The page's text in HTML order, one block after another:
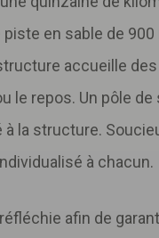
en sable de
accueille
le repos. Un pôle
la structure.
à chacun.
afin de